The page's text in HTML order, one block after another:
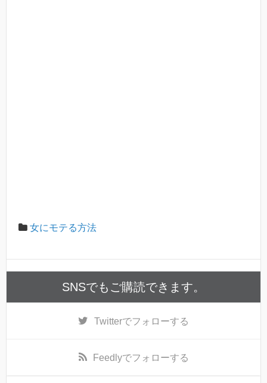
女にモテる方法
SNSでもご購読できます。
Twitterでフォローする
Feedlyでフォローする